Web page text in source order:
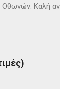
Οθωνών. Καλή